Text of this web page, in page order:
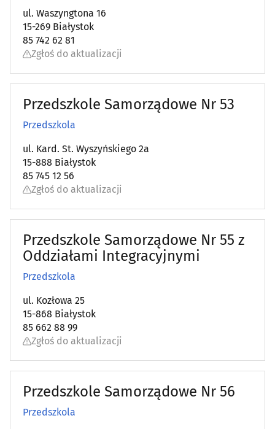
ul. Waszyngtona 16
15-269 Białystok
85 742 62 81
Zgłoś do aktualizacji
Przedszkole Samorządowe Nr 53
Przedszkola
ul. Kard. St. Wyszyńskiego 2a
15-888 Białystok
85 745 12 56
Zgłoś do aktualizacji
Przedszkole Samorządowe Nr 55 z
Oddziałami Integracyjnymi
Przedszkola
ul. Kozłowa 25
15-868 Białystok
85 662 88 99
Zgłoś do aktualizacji
Przedszkole Samorządowe Nr 56
Przedszkola